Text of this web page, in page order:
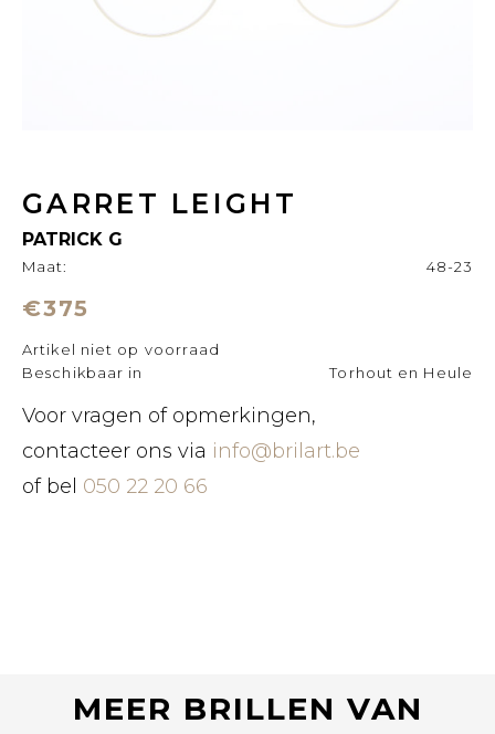
GARRET LEIGHT
PATRICK G
Maat: 48-23
€375
Artikel niet op voorraad
Beschikbaar in
Torhout en Heule
Voor vragen of opmerkingen,
contacteer ons via info@brilart.be
of bel 050 22 20 66
MEER BRILLEN VAN